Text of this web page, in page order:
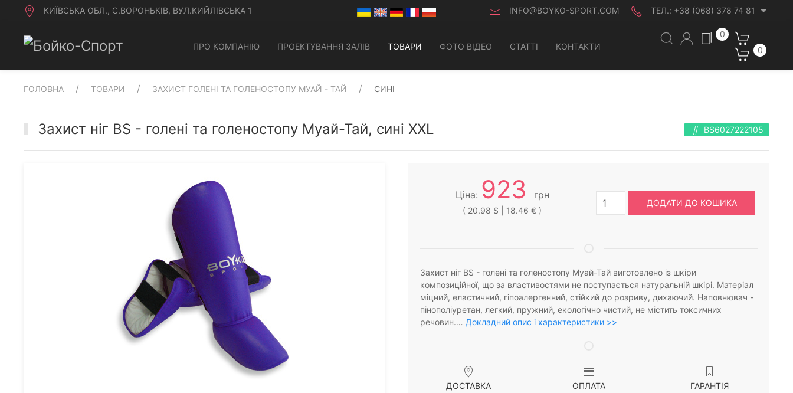
КИЇВСЬКА ОБЛ., С.ВОРОНЬКІВ, ВУЛ.КИЙЛІВСЬКА 1 INFO@BOYKO-SPORT.COM ТЕЛ.: +38 (068) 378 74 81
ПРО КОМПАНІЮ ПРОЕКТУВАННЯ ЗАЛІВ ТОВАРИ ФОТО ВІДЕО СТАТТІ КОНТАКТИ
0
0
ГОЛОВНА ТОВАРИ ЗАХИСТ ГОЛЕНІ ТА ГОЛЕНОСТОПУ МУАЙ - ТАЙ СИНІ
Захист ніг BS - голені та голеностопу Муай-Тай, сині XXL BS6027222105
Ціна: 923 грн
( 20.98 $ | 18.46 € )
ДОДАТИ ДО КОШИКА
Захист ніг BS - голені та голеностопу Муай-Тай виготовлено із шкіри
композиційної, що за властивостями не поступається натуральній шкірі. Матеріал
міцний, еластичний, гіпоалергенний, стійкий до розриву, дихаючий. Наповнювач -
пінополіуретан, легкий, пружний, екологічно чистий, не містить токсичних
речовин.… Докладний опис і характеристики >>
ДОСТАВКА ОПЛАТА ГАРАНТІЯ